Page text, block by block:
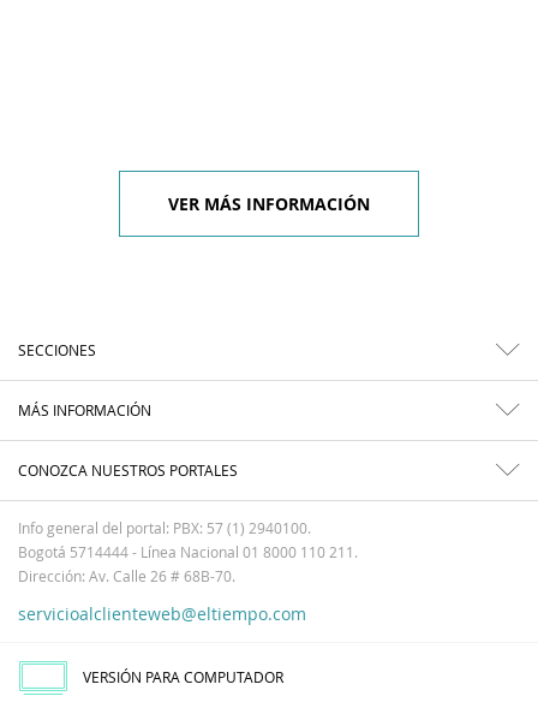
VER MÁS INFORMACIÓN
SECCIONES
MÁS INFORMACIÓN
CONOZCA NUESTROS PORTALES
Info general del portal: PBX: 57 (1) 2940100.
Bogotá 5714444 - Línea Nacional 01 8000 110 211.
Dirección: Av. Calle 26 # 68B-70.
servicioalclienteweb@eltiempo.com
VERSIÓN PARA COMPUTADOR